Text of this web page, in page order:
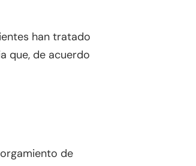
han tratado
que, de acuerdo
de